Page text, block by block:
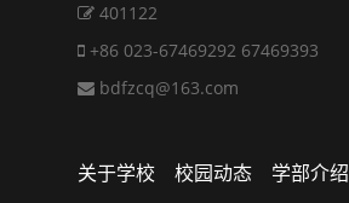
401122
+86 023-67469292 67469393
bdfzcq@163.com
关于学校 校园动态 学部介绍